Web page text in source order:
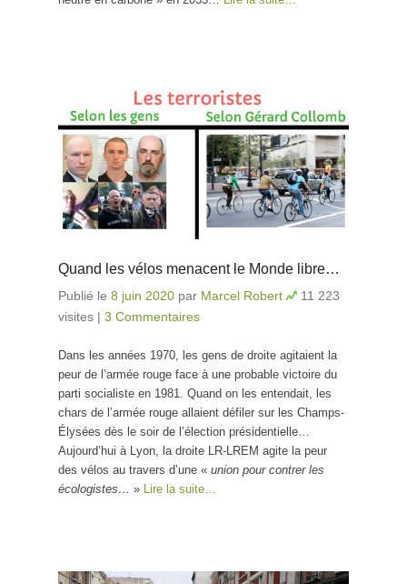
Quand les vélos menacent le Monde libre…
Publié le 8 juin 2020 par Marcel Robert
11 223
visites | 3 Commentaires
Dans les années 1970, les gens de droite agitaient la
peur de l’armée rouge face à une probable victoire du
parti socialiste en 1981. Quand on les entendait, les
chars de l’armée rouge allaient défiler sur les Champs-
Élysées dès le soir de l’élection présidentielle…
Aujourd’hui à Lyon, la droite LR-LREM agite la peur
des vélos au travers d’une « union pour contrer les
écologistes… » Lire la suite…